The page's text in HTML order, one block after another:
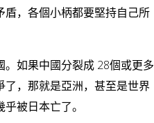
，各個小柄都要堅持自己所
如果中國分裂成 28個或更多
，那就是亞洲，甚至是世界
被日本亡了。